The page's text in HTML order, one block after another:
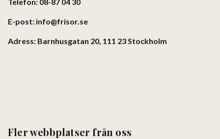
E-post: info@frisor.se
Adress: Barnhusgatan 20, 111 23 Stockholm
Fler webbplatser från oss